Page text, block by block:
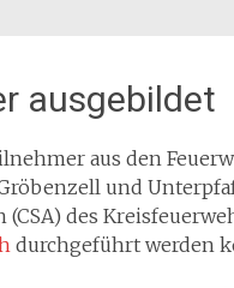
ausgebildet
aus den
und
des
durchgeführt werden